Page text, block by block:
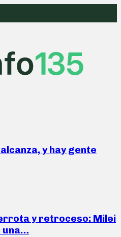
y hay gente
y retroceso: Milei
una…